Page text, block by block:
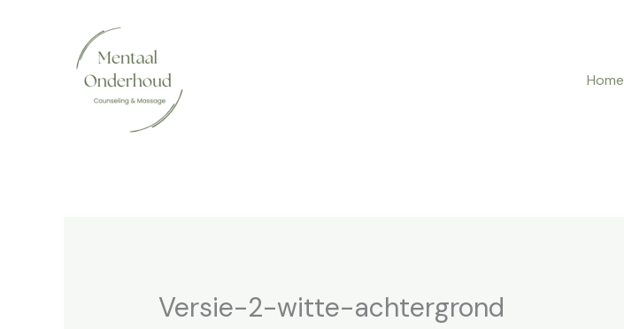
Home
Versie-2-witte-achtergrond